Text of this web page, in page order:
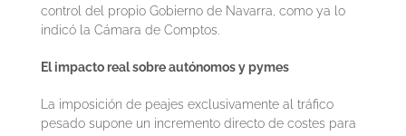
control del propio Gobierno de Navarra, como ya lo
indicó la Cámara de Comptos.
El impacto real sobre autónomos y pymes
La imposición de peajes exclusivamente al tráfico
pesado supone un incremento directo de costes para